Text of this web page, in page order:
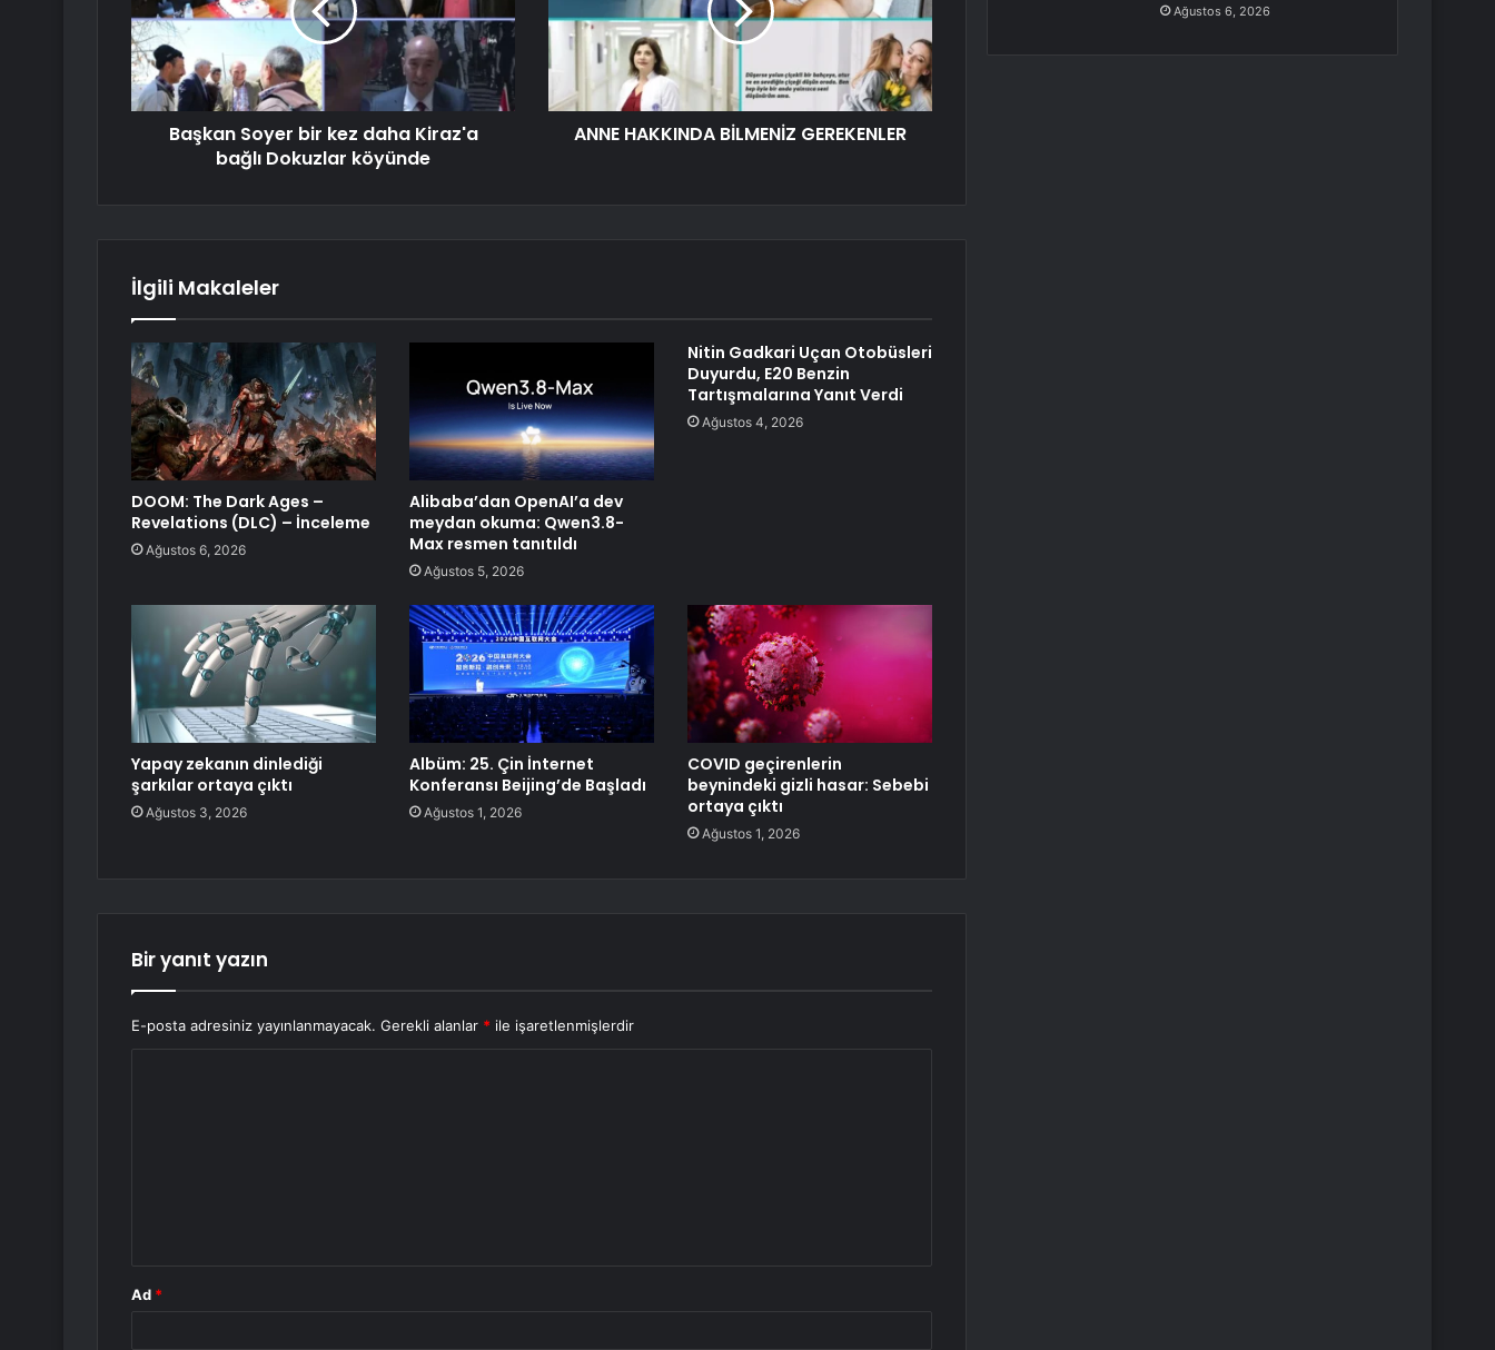
Başkan Soyer bir kez daha Kiraz'a
bağlı Dokuzlar köyünde
ANNE HAKKINDA BİLMENİZ GEREKENLER
İlgili Makaleler
DOOM: The Dark Ages –
Revelations (DLC) – İnceleme
Ağustos 6, 2026
Alibaba’dan OpenAI’a dev
meydan okuma: Qwen3.8-
Max resmen tanıtıldı
Ağustos 5, 2026
Nitin Gadkari Uçan Otobüsleri
Duyurdu, E20 Benzin
Tartışmalarına Yanıt Verdi
Ağustos 4, 2026
Yapay zekanın dinlediği
şarkılar ortaya çıktı
Ağustos 3, 2026
Albüm: 25. Çin İnternet
Konferansı Beijing’de Başladı
Ağustos 1, 2026
COVID geçirenlerin
beynindeki gizli hasar: Sebebi
ortaya çıktı
Ağustos 1, 2026
Bir yanıt yazın
E-posta adresiniz yayınlanmayacak. Gerekli alanlar * ile işaretlenmişlerdir
Ad *
Ağustos 6, 2026